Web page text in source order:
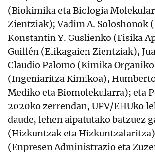
(Biokimika eta Biologia
Zientziak); Vadim A. Soloshonok
Konstantin Y. Guslienko (Fisika
Guillén (Elikagaien Zientziak),
Claudio Palomo (Kimika
(Ingeniaritza Kimikoa),
Mediko eta Biomolekularra); eta
2020ko zerrendan, UPV/EHUko
daude, lehen aipatutako batzuez
(Hizkuntzak eta
(Enpresen Administrazio eta